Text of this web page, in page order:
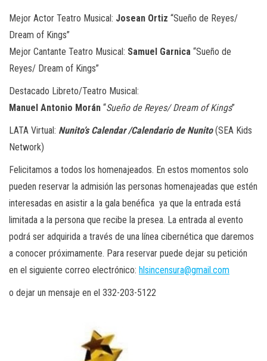
Mejor Actor Teatro Musical: Josean Ortiz “Sueño de Reyes/
Dream of Kings”
Mejor Cantante Teatro Musical: Samuel Garnica “Sueño de
Reyes/ Dream of Kings”
Destacado Libreto/Teatro Musical:
Manuel Antonio Morán “Sueño de Reyes/ Dream of Kings”
LATA Virtual: Nunito’s Calendar/Calendario de Nunito(SEA Kids
Network)
Felicitamos a todos los homenajeados. En estos momentos solo
pueden reservar la admisión las personas homenajeadas que estén
interesadas en asistir a la gala benéfica ya que la entrada está
limitada a la persona que recibe la presea. La entrada al evento
podrá ser adquirida a través de una línea cibernética que daremos
a conocer próximamente. Para reservar puede dejar su petición
en el siguiente correo electrónico: hlsincensura@gmail.com
o dejar un mensaje en el 332-203-5122